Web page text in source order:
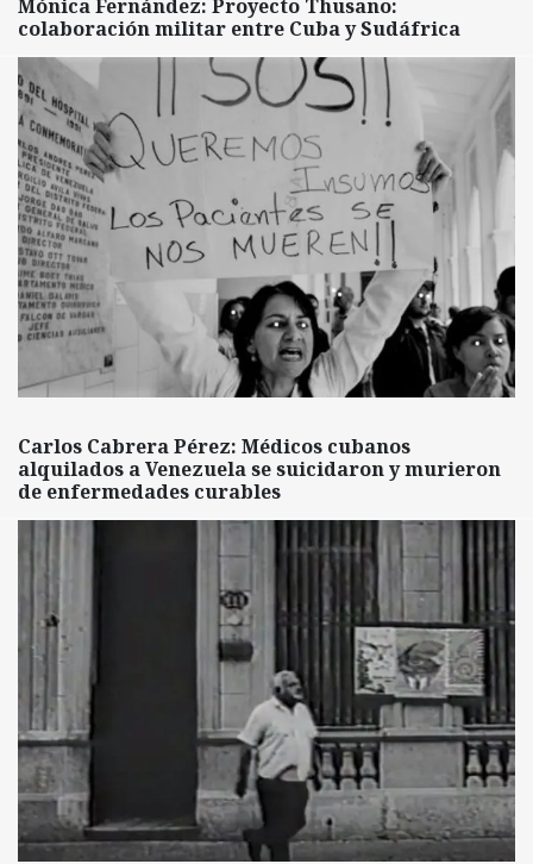
Mónica Fernández: Proyecto Thusano:
colaboración militar entre Cuba y Sudáfrica
Carlos Cabrera Pérez: Médicos cubanos
alquilados a Venezuela se suicidaron y murieron
de enfermedades curables